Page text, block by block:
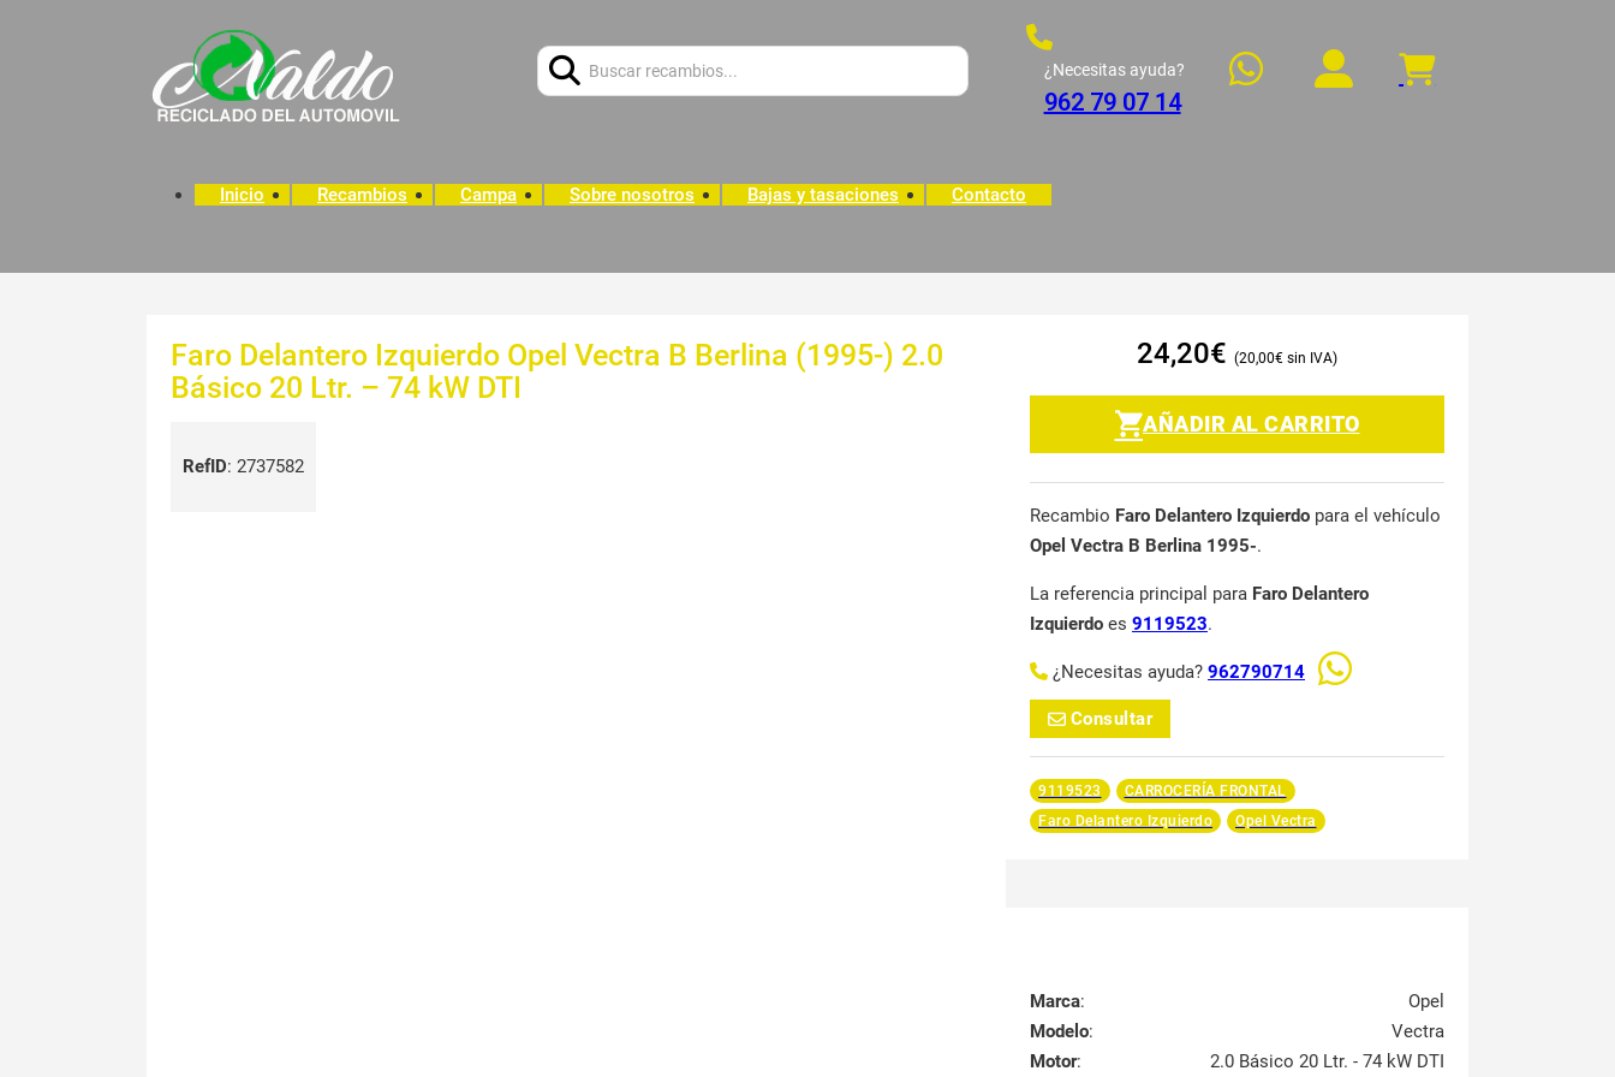
¿Necesitas ayuda?
962 79 07 14
Inicio Recambios Campa Sobre nosotros Bajas y tasaciones Contacto
Faro Delantero Izquierdo Opel Vectra B Berlina (1995-) 2.0
Básico 20 Ltr. – 74 kW DTI
RefID: 2737582
24,20€ 20,00€
AÑADIR AL CARRITO
Recambio Faro Delantero Izquierdo para el vehículo
Opel Vectra B Berlina 1995-.
La referencia principal para Faro Delantero
Izquierdo es 9119523.
¿Necesitas ayuda? 962790714
Consultar
9119523
CARROCERÍA FRONTAL
Faro Delantero Izquierdo
Opel Vectra
Marca:
Opel
Modelo:
Vectra
Motor: 2.0 Básico 20 Ltr. - 74 kW DTI